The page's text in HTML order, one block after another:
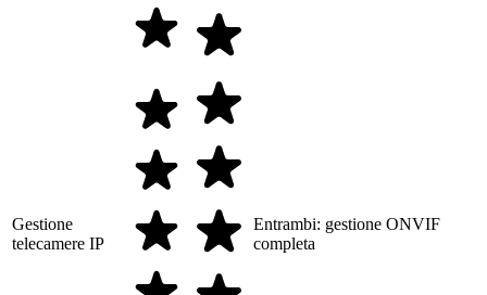
Gestione
telecamere IP
Entrambi: gestione ONVIF
completa